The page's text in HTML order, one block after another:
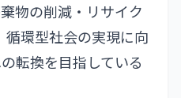
物の削減・リサイク
循環型社会の実現に向
転換を目指している